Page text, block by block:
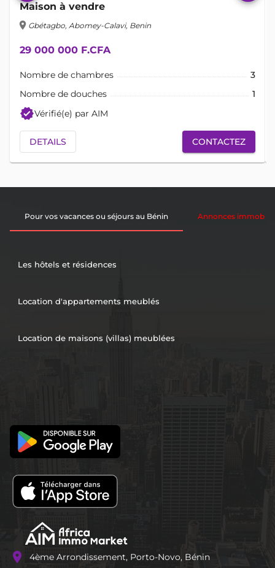
Maison à vendre
location_on Gbétagbo, Abomey-Calavi, Benin
29 000 000 F.CFA
Nombre de chambres
3
Nombre de douches
1
verifiedVérifié(e) par AIM
DETAILS CONTACTEZ
Pour vos vacances ou séjours au Bénin Annonces
Les hôtels et résidences
Location d'appartements meublés
Location de maisons (villas) meublées
location_on 4ème Arrondissement, Porto-Novo, Bénin